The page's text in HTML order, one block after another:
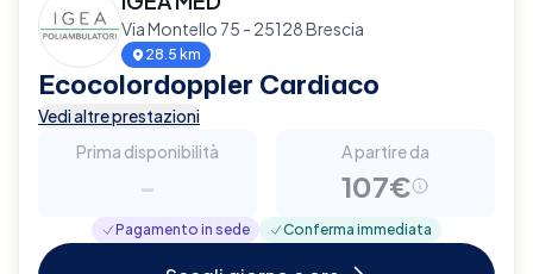
Via Montello 75 - 25128 Brescia
28.5 km
Ecocolordoppler Cardiaco
Vedi altre prestazioni
Prima disponibilità
-
A partire da
107€
Pagamento in sede Conferma immediata